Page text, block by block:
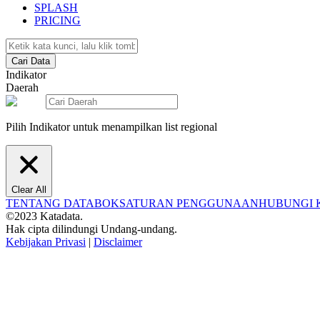
SPLASH
PRICING
Cari Data
Indikator
Daerah
Pilih Indikator untuk menampilkan list regional
Clear All
TENTANG DATABOKSATURAN PENGGUNAANHUBUNGI
©2023 Katadata.
Hak cipta dilindungi Undang-undang.
Kebijakan Privasi | Disclaimer